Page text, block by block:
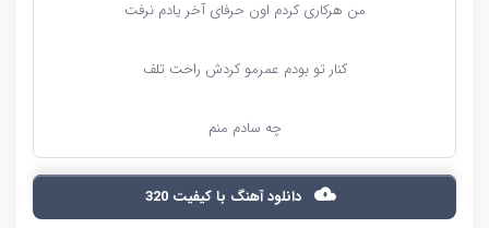
من هرکاری کردم اون حرفای آخر یادم نرفت
کنار تو بودم عمرمو کردش راحت تلف
چه سادم منم
دانلود آهنگ با کیفیت 320